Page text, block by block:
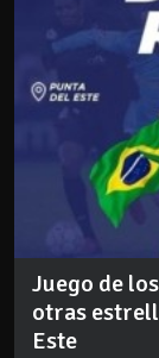
Juego de
otras
Este